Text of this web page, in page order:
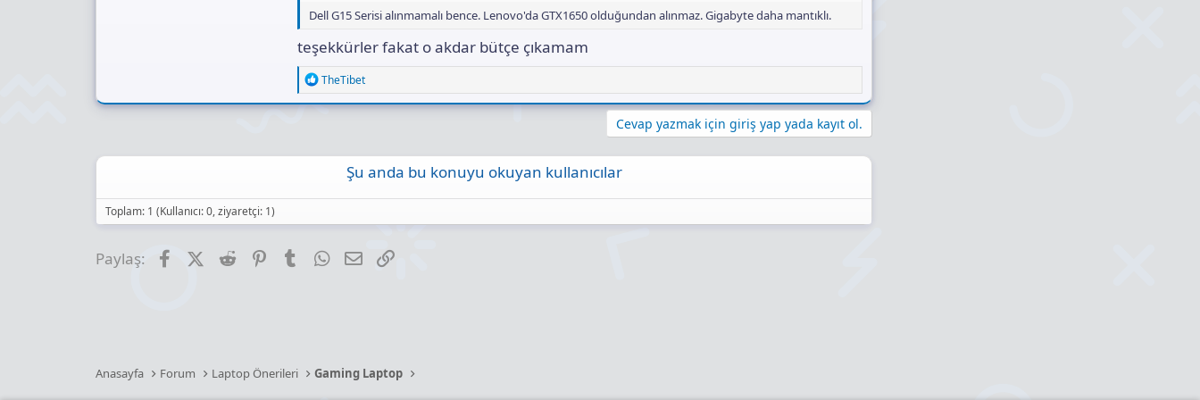
bütce artırırsanız
Gigabyte G5 GD-51EE213SD i5-12500H 16 GB 512 GB SSD RTX3050 15.6" Full HD Gaming Laptop Fiyatları, Özellikleri ve Yorumları | En Ucuzu Akakçe
En ucuz Gigabyte G5 GD-51EE213SD i5-12500H 16 GB 512 GB SSD RTX3050 15.6" Full HD
512 GB SSD RTX3050 15.6" Full HD Gaming Laptop özelliklerini incele, fırsatları kaçırma!
www.akakce.com
Dell G15 Serisi alınmamalı bence. Lenovo'da GTX1650 olduğundan alınmaz. Gigabyte daha mantıklı.
teşekkürler fakat o akdar bütçe çıkamam
R
e
a
TheTibet
Cevap yazmak için giriş yap yada kayıt ol.
Şu anda bu konuyu okuyan kullanıcılar
Toplam: 1 (Kullanıcı: 0, ziyaretçi: 1)
Paylaş: FacebookX (Twitter)
Reddit PinterestTumblrWhatsApp
E-posta
Anasayfa Forum Laptop Önerileri Gaming Laptop